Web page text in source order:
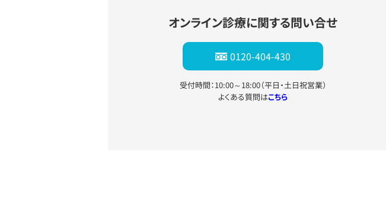
オンライン診療に関する問い合せ
0120-404-430
受付時間：10:00～18:00（平日・土日祝営業）
よくある質問はこちら